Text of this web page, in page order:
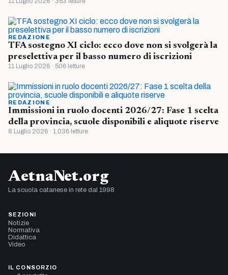
REDAZIONE
TFA sostegno XI ciclo: ecco dove non si svolgerà la
preselettiva per il basso numero di iscrizioni
11 Luglio 2026 · 506 letture
REDAZIONE
Immissioni in ruolo docenti 2026/27: Fase 1 scelta
della provincia, scuole disponibili e aliquote riserve
8 Luglio 2026 · 1.036 letture
AetnaNet.org
La scuola catanese in rete dal 1998
SEZIONI
Notizie
Normativa
Didattica
Video
IL CONSORZIO